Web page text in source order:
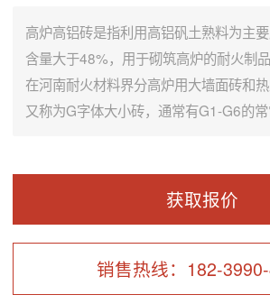
高炉高铝砖是指利用高铝矾土熟料为主
含量大于48%，用于砌筑高炉的耐火制
在河南耐火材料界分高炉用大墙面砖和热
又称为G字体大小砖，通常有G1-G6的常
获取报价
销售热线：182-